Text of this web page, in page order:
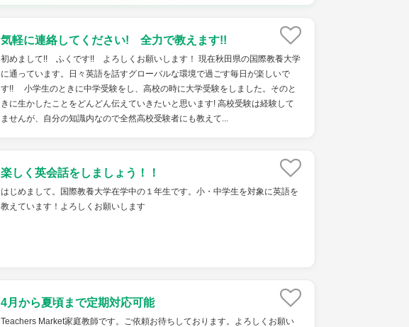
気軽に連絡してください! 全力で教えます!!
初めまして!! ふくです!! よろしくお願いします！ 現在秋田県の国際教養大学
に通っています。日々英語を話すグローバルな環境で過ごす毎日が楽しいで
す!! 小学生のときに中学受験をし、高校の時に大学受験をしました。そのと
きに生かしたことをどんどん伝えていきたいと思います! 高校受験は経験して
ませんが、自分の知識内なので全然高校受験者にも教えて...
楽しく英会話をしましょう！！
はじめまして。国際教養大学在学中の１年生です。小・中学生を対象に英語を
教えています！よろしくお願いします
4月から夏頃まで定期対応可能
Teachers Market家庭教師です。ご依頼お待ちしております。よろしくお願い